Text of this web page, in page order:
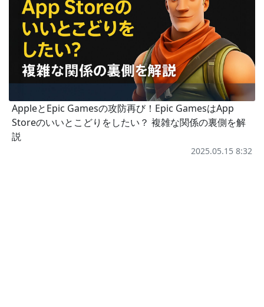
AppleとEpic Gamesの攻防再び！Epic GamesはApp
Storeのいいとこどりをしたい？ 複雑な関係の裏側を解
説
2025.05.15 8:32